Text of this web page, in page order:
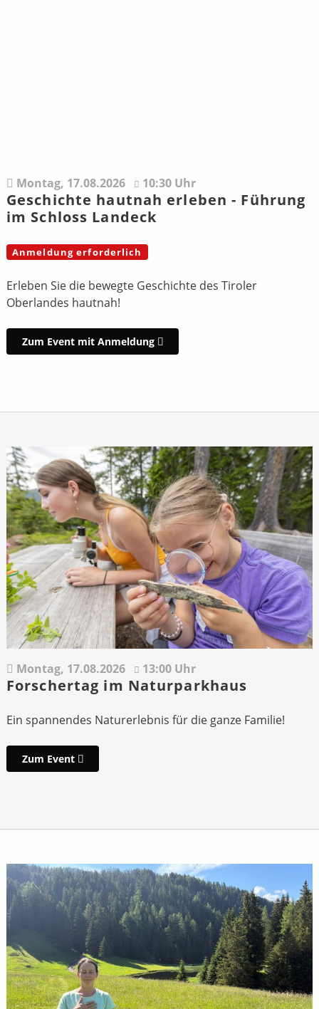
Montag, 17.08.2026 10:30 Uhr
Geschichte hautnah erleben - Führung
im Schloss Landeck
Anmeldung erforderlich
Erleben Sie die bewegte Geschichte des Tiroler
Oberlandes hautnah!
Zum Event mit Anmeldung
Montag, 17.08.2026 13:00 Uhr
Forschertag im Naturparkhaus
Ein spannendes Naturerlebnis für die ganze Familie!
Zum Event